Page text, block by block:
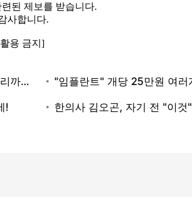
된 제보를 받습니다.
사합니다.
용 금지]